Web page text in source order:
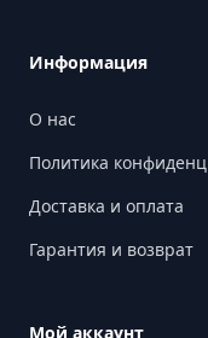
Информация
О нас
Политика
Доставка и оплата
Гарантия и возврат
Мой аккаунт